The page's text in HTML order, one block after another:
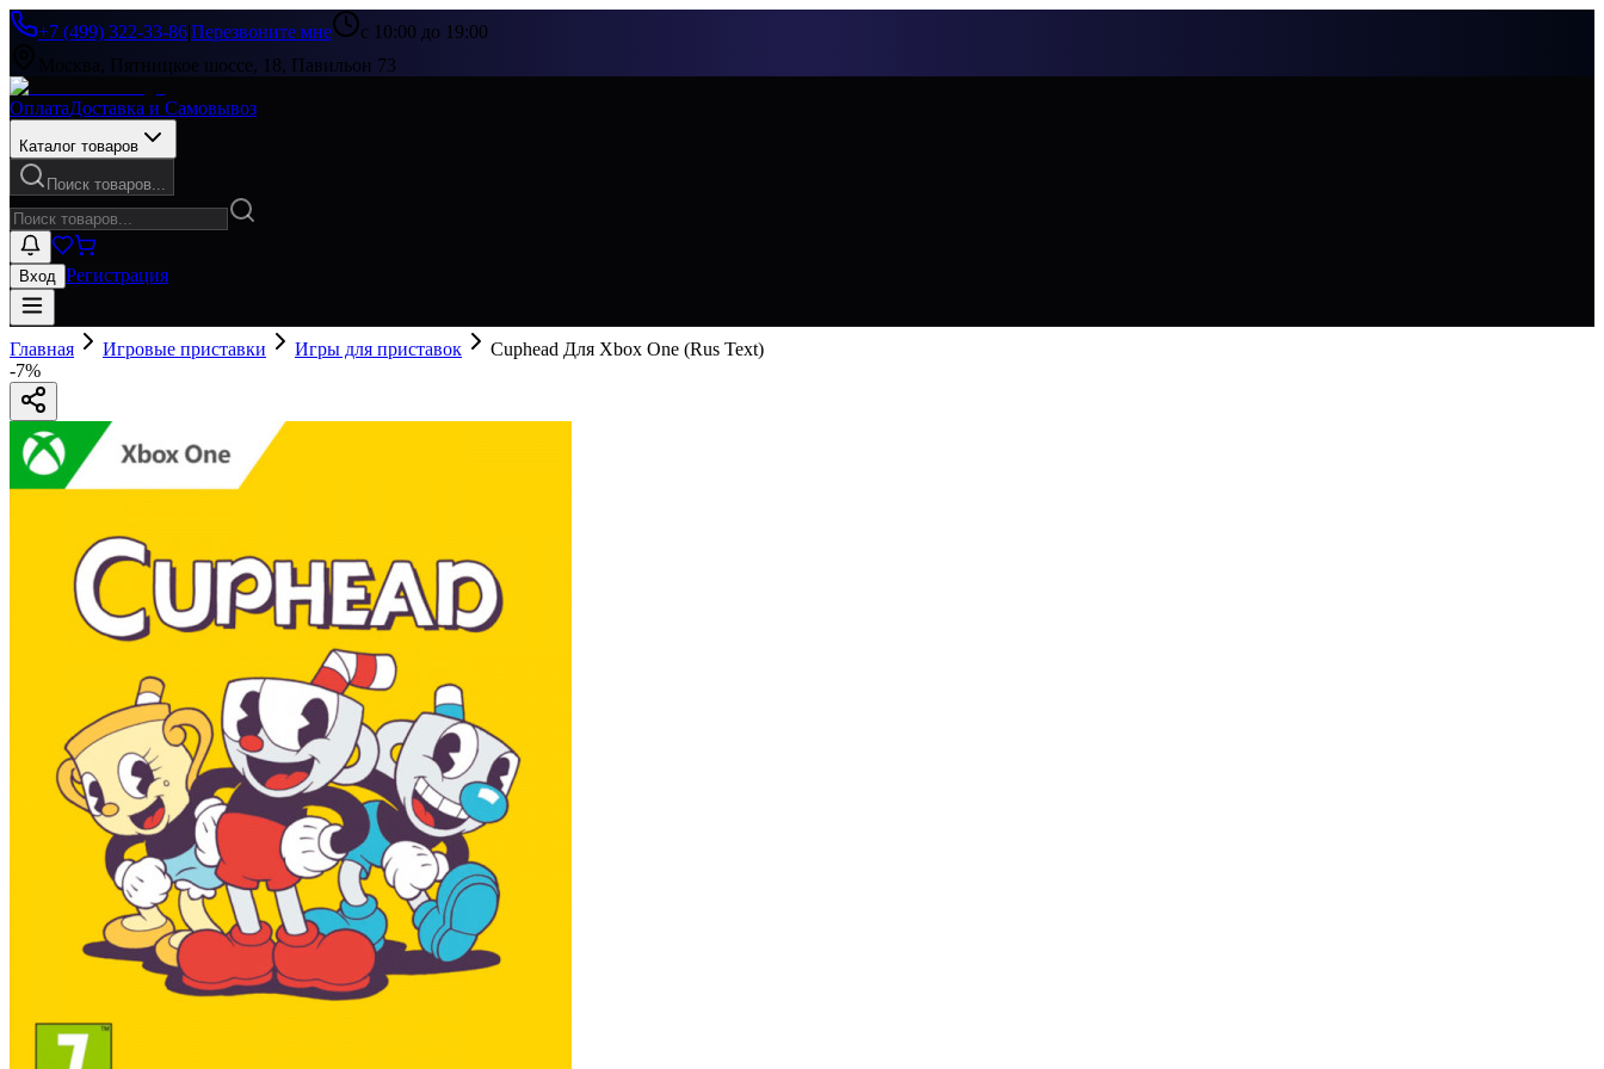
+7 (499) 322-33-86|Перезвоните мне
с 10:00 до 19:00
Москва, Пятницкое шоссе, 18, Павильон 73
ОплатаДоставка и Самовывоз
Каталог товаров
Поиск товаров...
Вход Регистрация
Главная Игровые приставки Игры для приставок
Cuphead Для Xbox One (Rus Text)
-7%